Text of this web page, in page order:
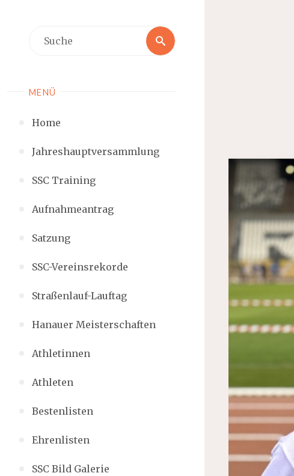
MENÜ
Home
Jahreshauptversammlung
SSC Training
Aufnahmeantrag
Satzung
SSC-Vereinsrekorde
Straßenlauf-Lauftag
Hanauer Meisterschaften
Athletinnen
Athleten
Bestenlisten
Ehrenlisten
SSC Bild Galerie